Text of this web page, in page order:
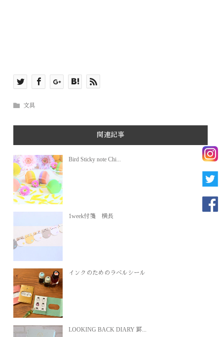
文具
関連記事
Bird Sticky note Chi...
1week付箋 横長
インクのためのラベルシール
LOOKING BACK DIARY 罫...